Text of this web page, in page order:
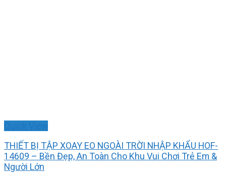
THIẾT BỊ TẬP XOAY EO NGOÀI TRỜI NHẬP KHẨU HOF-
14609 – Bền Đẹp, An Toàn Cho Khu Vui Chơi Trẻ Em &
Người Lớn